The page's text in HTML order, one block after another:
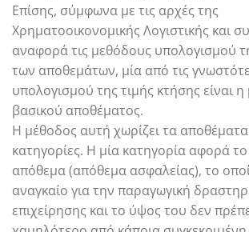
Επίσης, σύμφωνα με τις αρχές της
Χρηματοοικονομικής Λογιστικής και
αναφορά τις μεθόδους υπολογισμού
των αποθεμάτων, μία από τις
υπολογισμού της τιμής κτήσης είναι
βασικού αποθέματος.
Η μέθοδος αυτή χωρίζει τα
κατηγορίες. Η μία κατηγορία αφορά
απόθεμα (απόθεμα ασφαλείας), το
αναγκαίο για την παραγωγική
επιχείρησης και το ύψος του δεν